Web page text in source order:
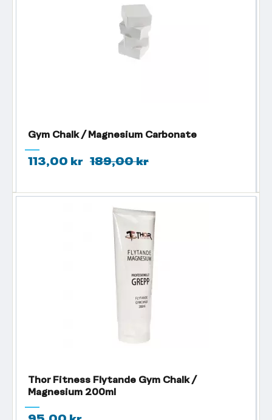
Gym Chalk / Magnesium Carbonate
113,00 kr 189,00 kr
Thor Fitness Flytande Gym Chalk /
Magnesium 200ml